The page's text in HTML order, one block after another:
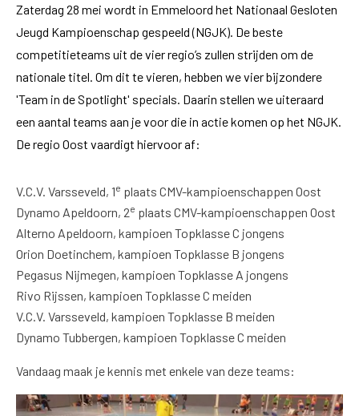
Zaterdag 28 mei wordt in Emmeloord het Nationaal Gesloten
Jeugd Kampioenschap gespeeld (NGJK). De beste
competitieteams uit de vier regio’s zullen strijden om de
nationale titel. Om dit te vieren, hebben we vier bijzondere
'Team in de Spotlight' specials. Daarin stellen we uiteraard
een aantal teams aan je voor die in actie komen op het NGJK.
De regio Oost vaardigt hiervoor af:
V.C.V. Varsseveld, 1e plaats CMV-kampioenschappen Oost
Dynamo Apeldoorn, 2e plaats CMV-kampioenschappen Oost
Alterno Apeldoorn, kampioen Topklasse C jongens
Orion Doetinchem, kampioen Topklasse B jongens
Pegasus Nijmegen, kampioen Topklasse A jongens
Rivo Rijssen, kampioen Topklasse C meiden
V.C.V. Varsseveld, kampioen Topklasse B meiden
Dynamo Tubbergen, kampioen Topklasse C meiden
Vandaag maak je kennis met enkele van deze teams: